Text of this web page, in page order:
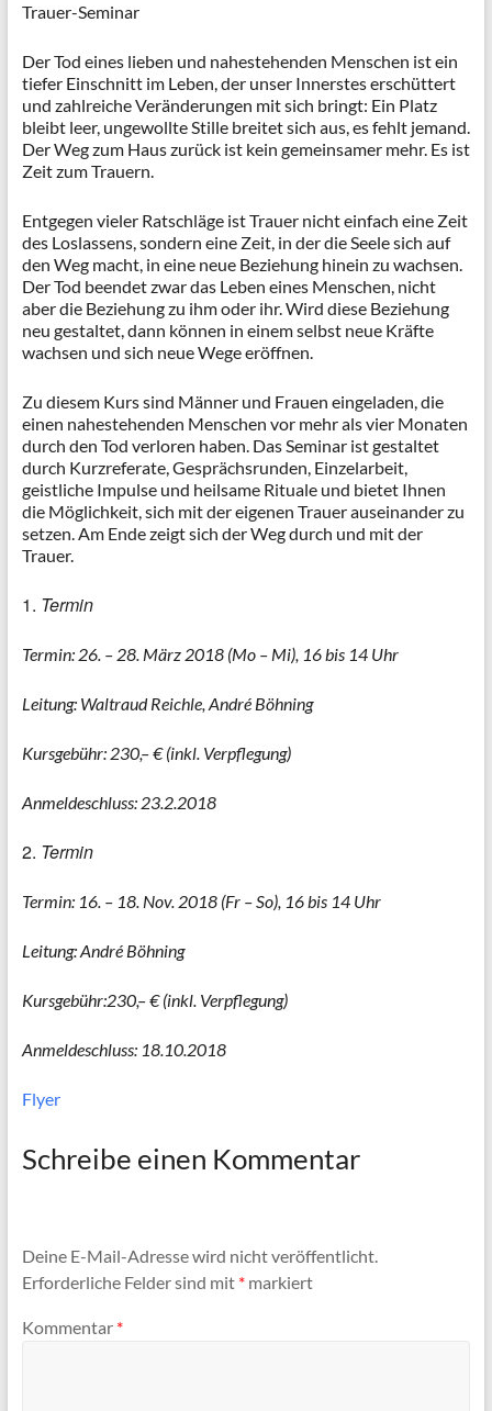
Trauer-Seminar
Der Tod eines lieben und nahestehenden Menschen ist ein
tiefer Einschnitt im Leben, der unser Innerstes erschüttert
und zahlreiche Veränderungen mit sich bringt: Ein Platz
bleibt leer, ungewollte Stille breitet sich aus, es fehlt jemand.
Der Weg zum Haus zurück ist kein gemeinsamer mehr. Es ist
Zeit zum Trauern.
Entgegen vieler Ratschläge ist Trauer nicht einfach eine Zeit
des Loslassens, sondern eine Zeit, in der die Seele sich auf
den Weg macht, in eine neue Beziehung hinein zu wachsen.
Der Tod beendet zwar das Leben eines Menschen, nicht
aber die Beziehung zu ihm oder ihr. Wird diese Beziehung
neu gestaltet, dann können in einem selbst neue Kräfte
wachsen und sich neue Wege eröffnen.
Zu diesem Kurs sind Männer und Frauen eingeladen, die
einen nahestehenden Menschen vor mehr als vier Monaten
durch den Tod verloren haben. Das Seminar ist gestaltet
durch Kurzreferate, Gesprächsrunden, Einzelarbeit,
geistliche Impulse und heilsame Rituale und bietet Ihnen
die Möglichkeit, sich mit der eigenen Trauer auseinander zu
setzen. Am Ende zeigt sich der Weg durch und mit der
Trauer.
Termin
Termin: 26. – 28. März 2018 (Mo – Mi), 16 bis 14 Uhr
Leitung: Waltraud Reichle, André Böhning
Kursgebühr: 230,– € (inkl. Verpflegung)
Anmeldeschluss: 23.2.2018
Termin
Termin: 16. – 18. Nov. 2018 (Fr – So), 16 bis 14 Uhr
Leitung: André Böhning
Kursgebühr:230,– € (inkl. Verpflegung)
Anmeldeschluss: 18.10.2018
Flyer
Schreibe einen Kommentar
Deine E-Mail-Adresse wird nicht veröffentlicht.
Erforderliche Felder sind mit *markiert
Kommentar *